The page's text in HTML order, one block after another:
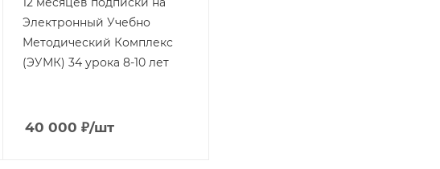
Электронный Учебно
Методический Комплекс
(ЭУМК) 34 урока 8-10 лет
40 000 ₽/шт